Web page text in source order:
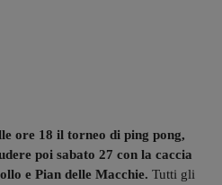
ore 18 il torneo di ping pong,
poi sabato 27 con la caccia
e Pian delle Macchie. Tutti gli